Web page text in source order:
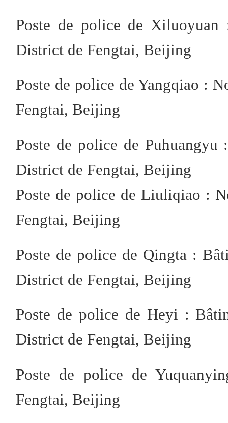
Poste de police de
District de Fengtai, Beijing
Poste de police de Yangqiao :
Fengtai, Beijing
Poste de police de
District de Fengtai, Beijing
Poste de police de Liuliqiao :
Fengtai, Beijing
Poste de police de Qingta :
District de Fengtai, Beijing
Poste de police de Heyi :
District de Fengtai, Beijing
Poste de police de
Fengtai, Beijing